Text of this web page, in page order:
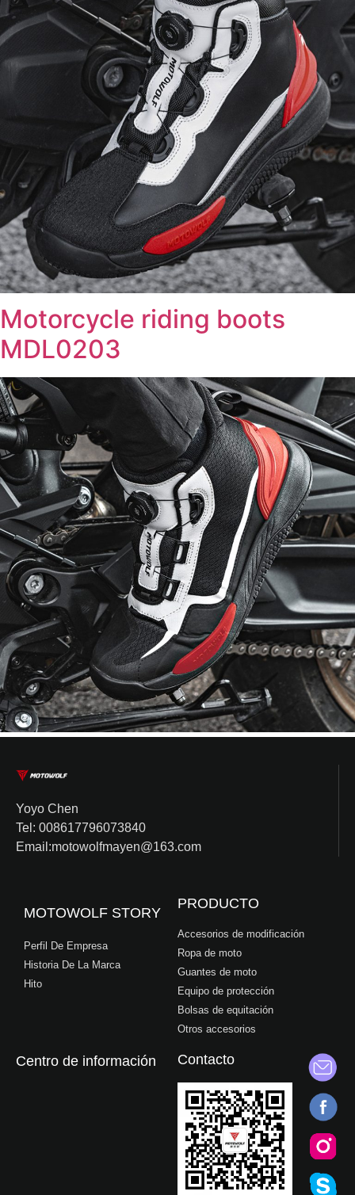
Motorcycle riding boots
MDL0203
Yoyo Chen
Tel: 008617796073840
Email:motowolfmayen@163.com
MOTOWOLF STORY
Perfil De Empresa
Historia De La Marca
Hito
PRODUCTO
Accesorios de modificación
Ropa de moto
Guantes de moto
Equipo de protección
Bolsas de equitación
Otros accesorios
Centro de información Contacto